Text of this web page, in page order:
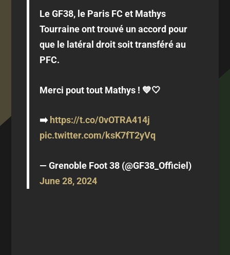
Le GF38, le Paris FC et Mathys
Tourraine ont trouvé un accord pour
que le latéral droit soit transféré au
PFC.
Merci pout tout Mathys ! 💙🤍
➡️ https://t.co/0vOTRA414j
pic.twitter.com/ksK7fT2yVq
— Grenoble Foot 38 (@GF38_Officiel)
June 28, 2024